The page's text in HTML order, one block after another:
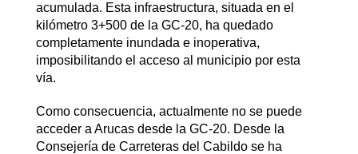
acumulada. Esta infraestructura, situada en el
kilómetro 3+500 de la GC-20, ha quedado
completamente inundada e inoperativa,
imposibilitando el acceso al municipio por esta
vía.
Como consecuencia, actualmente no se puede
acceder a Arucas desde la GC-20. Desde la
Consejería de Carreteras del Cabildo se ha